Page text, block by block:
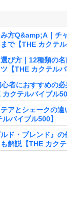
方Q&amp;A｜チ
で【THE カクテル
び方｜12種類の
【THE カクテルバ
者におすすめの
クテルバイブル
アとシェークの
バイブル500】
ド・ブレンド』
解説【THE カクテ